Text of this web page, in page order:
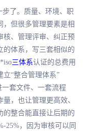
步了。质量、环境、职
，但很多管理要素是相
核、管理评审、纠正预
的体系，写三套相似的
三体系认证的总费用
立“整合管理体系”
一套文件、一套流程
，也让管理更高效、
的整合能直接让后期的
25%，因为审核可以同